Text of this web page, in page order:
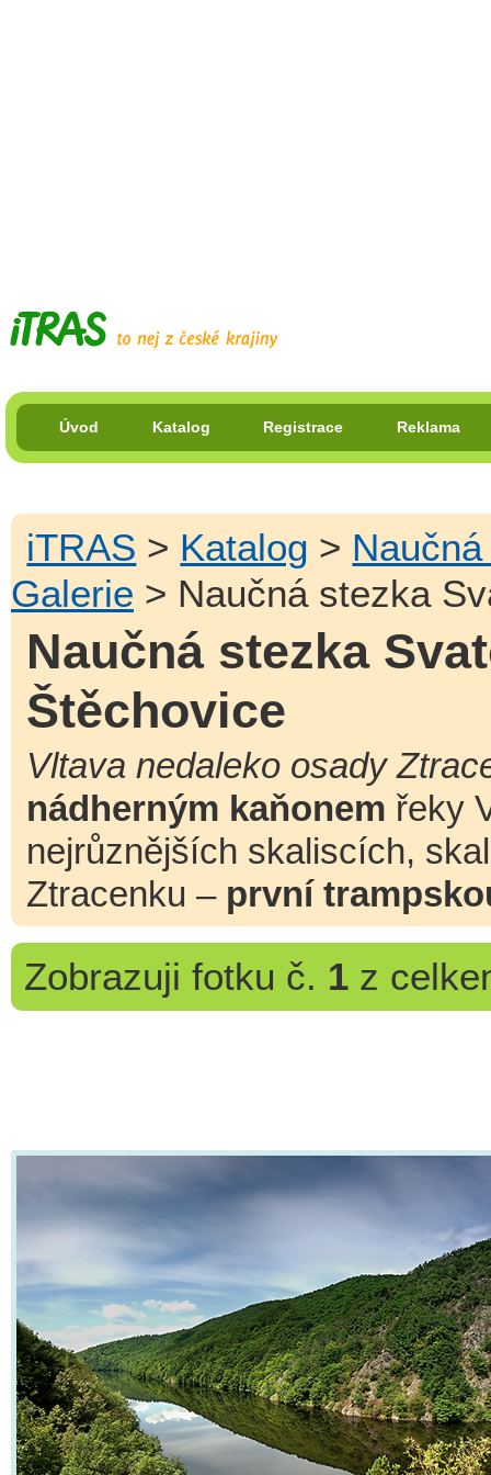
Úvod Katalog Registrace Reklama
iTRAS > Katalog >
Galerie > Naučná stezka
Naučná stezka
Štěchovice
Vltava nedaleko osady
nádherným kaňonem řeky
nejrůznějších skaliscích,
Ztracenku – první
Zobrazuji fotku č. 1z